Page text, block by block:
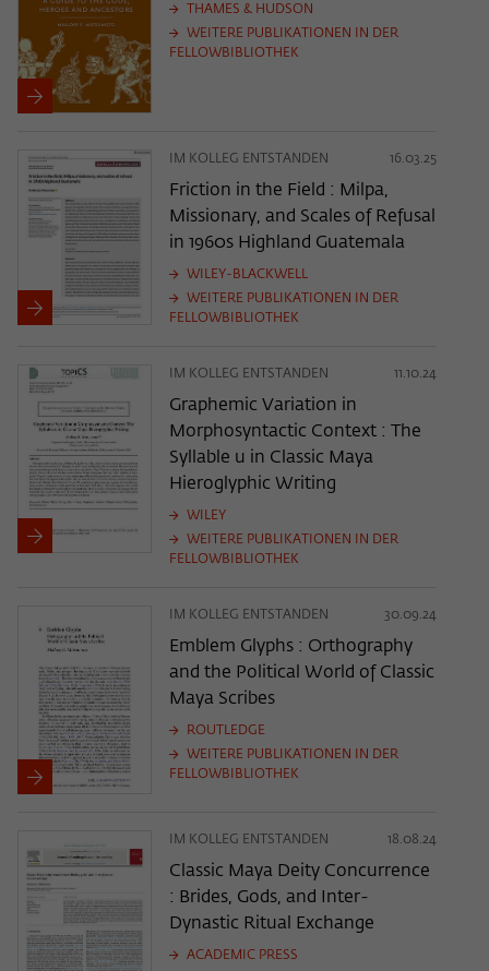
THAMES & HUDSON
WEITERE PUBLIKATIONEN IN DER
FELLOWBIBLIOTHEK
IM KOLLEG ENTSTANDEN 16.03.25
Friction in the Field : Milpa,
Missionary, and Scales of Refusal
in 1960s Highland Guatemala
WILEY-BLACKWELL
WEITERE PUBLIKATIONEN IN DER
FELLOWBIBLIOTHEK
IM KOLLEG ENTSTANDEN 11.10.24
Graphemic Variation in
Morphosyntactic Context : The
Syllable u in Classic Maya
Hieroglyphic Writing
WILEY
WEITERE PUBLIKATIONEN IN DER
FELLOWBIBLIOTHEK
IM KOLLEG ENTSTANDEN 30.09.24
Emblem Glyphs : Orthography
and the Political World of Classic
Maya Scribes
ROUTLEDGE
WEITERE PUBLIKATIONEN IN DER
FELLOWBIBLIOTHEK
IM KOLLEG ENTSTANDEN 18.08.24
Classic Maya Deity Concurrence
: Brides, Gods, and Inter-
Dynastic Ritual Exchange
ACADEMIC PRESS